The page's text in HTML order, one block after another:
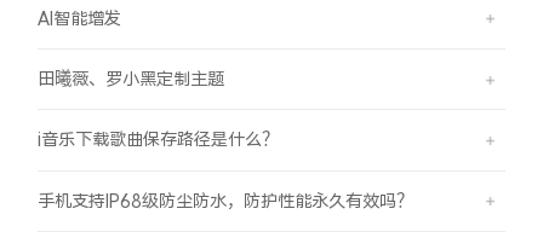
AI智能增发
田曦薇、罗小黑定制主题
i音乐下载歌曲保存路径是什么？
手机支持IP68级防尘防水，防护性能永久有效吗？